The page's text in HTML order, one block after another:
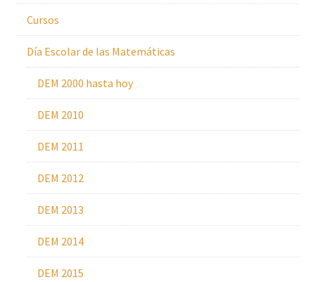
Cursos
Día Escolar de las Matemáticas
DEM 2000 hasta hoy
DEM 2010
DEM 2011
DEM 2012
DEM 2013
DEM 2014
DEM 2015